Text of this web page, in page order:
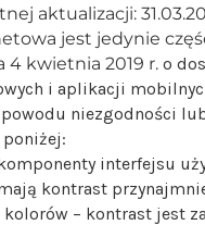
aktualizacji:
jest jedynie
4 kwietnia 2019 r. o
i aplikacji
niezgodności
interfejsu
kontrast
– kontrast jest